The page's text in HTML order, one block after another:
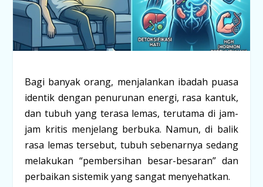
Bagi banyak orang, menjalankan ibadah puasa
identik dengan penurunan energi, rasa kantuk,
dan tubuh yang terasa lemas, terutama di jam-
jam kritis menjelang berbuka. Namun, di balik
rasa lemas tersebut, tubuh sebenarnya sedang
melakukan “pembersihan besar-besaran” dan
perbaikan sistemik yang sangat menyehatkan.